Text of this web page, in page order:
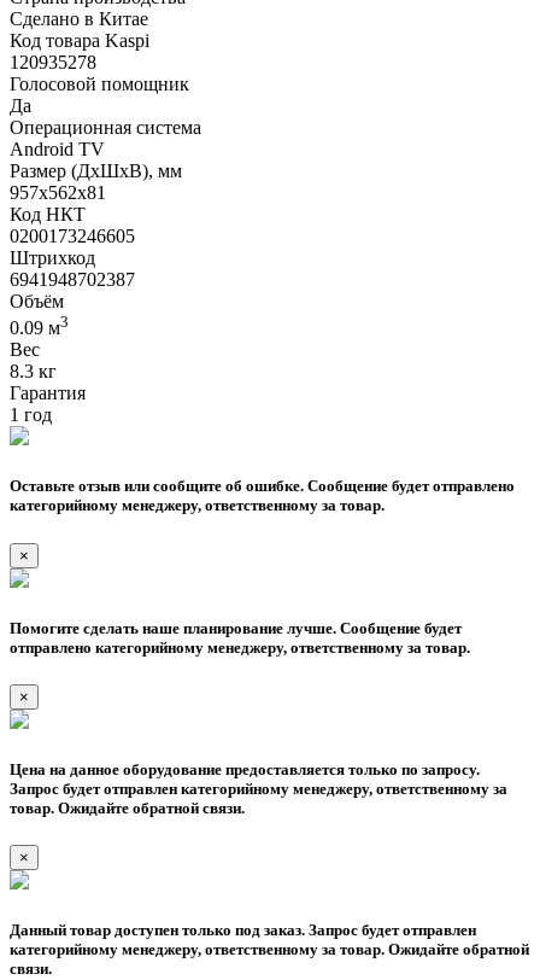
Сделано в Китае
Код товара Kaspi
120935278
Голосовой помощник
Да
Операционная система
Android TV
Размер (ДхШхВ), мм
957х562х81
Код НКТ
0200173246605
Штрихкод
6941948702387
Объём
0.09 м3
Вес
8.3 кг
Гарантия
1 год
Оставьте отзыв или сообщите об ошибке. Сообщение будет отправлено
категорийному менеджеру, ответственному за товар.
×
Помогите сделать наше планирование лучше. Сообщение будет
отправлено категорийному менеджеру, ответственному за товар.
×
Цена на данное оборудование предоставляется только по запросу.
Запрос будет отправлен категорийному менеджеру, ответственному за
товар. Ожидайте обратной связи.
×
Данный товар доступен только под заказ. Запрос будет отправлен
категорийному менеджеру, ответственному за товар. Ожидайте обратной
связи.